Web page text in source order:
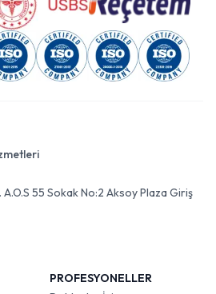
55 Sokak No:2 Aksoy Plaza Giriş
PROFESYONELLER